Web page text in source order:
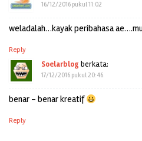
16/12/2016 pukul 11:02
weladalah…kayak peribahasa
Reply
Soelarblog berkata:
17/12/2016 pukul 20:46
benar – benar kreatif
Reply